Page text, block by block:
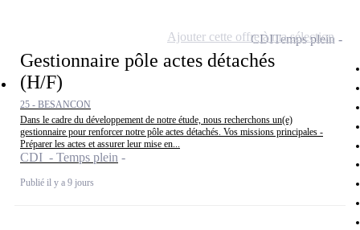
Gestionnaire pôle actes détachés
(H/F)
25 - BESANCON
Dans le cadre du développement de notre étude, nous recherchons un(e)
gestionnaire pour renforcer notre pôle actes détachés. Vos missions principales -
Préparer les actes et assurer leur mise en...
CDI - Temps plein
Publié il y a 9 jours
CDITemps plein
Ajouter cette offre à ma sélection